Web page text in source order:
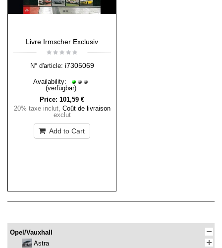
Livre Irmscher Exclusiv
N° d'article: i7305069
Availability:
(verfügbar)
Price: 101,59 €
20% taxe inclut, Coût de livraison
exclut
Add to Cart
Opel/Vauxhall
Astra